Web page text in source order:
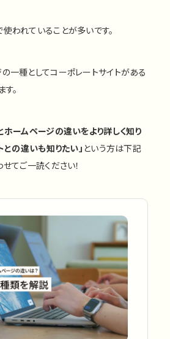
われていることが多いです。
一種としてコーポレートサイトがある
。
ホームページの違いをより詳しく知り
との違いも知りたい」 という方は下記
てご一読ください！